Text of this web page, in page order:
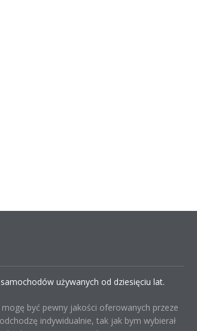
używanych od dziesięciu lat.
być pewny jakości oferowanych przeze
indywidualnie, tak jak bym wybierał